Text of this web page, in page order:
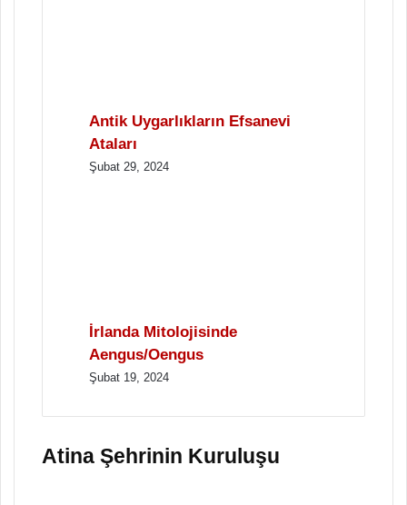
Antik Uygarlıkların Efsanevi
Ataları
Şubat 29, 2024
İrlanda Mitolojisinde
Aengus/Oengus
Şubat 19, 2024
Atina Şehrinin Kuruluşu